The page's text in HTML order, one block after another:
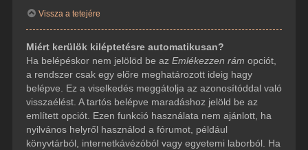
Vissza a tetejére
Miért kerülök kiléptetésre automatikusan?
Ha belépéskor nem jelölöd be az Emlékezzen rám opciót,
a rendszer csak egy előre meghatározott ideig hagy
belépve. Ez a viselkedés meggátolja az azonosítóddal való
visszaélést. A tartós belépve maradáshoz jelöld be az
említett opciót. Ezen funkció használata nem ajánlott, ha
nyilvános helyről használod a fórumot, például
könyvtárból, internetkávézóból vagy egyetemi laborból. Ha